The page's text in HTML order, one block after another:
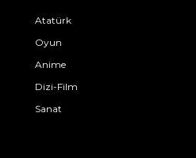
Atatürk
Oyun
Anime
Dizi-Film
Sanat